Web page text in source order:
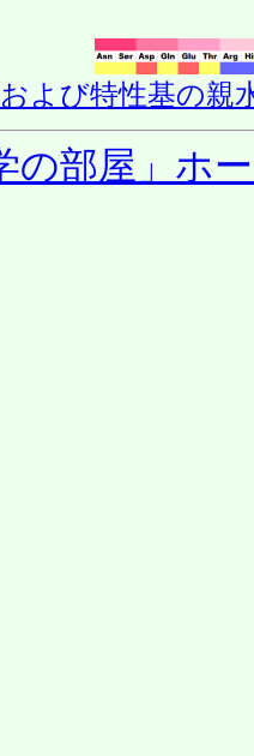
よび特性基の親
の部屋」ホ